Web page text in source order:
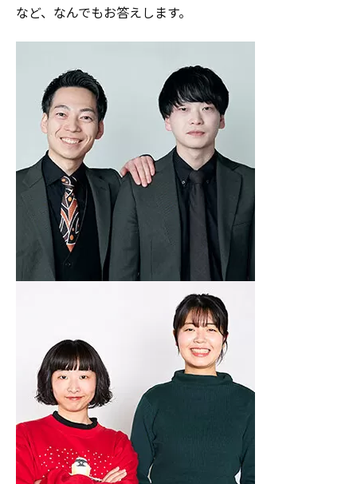
など、なんでもお答えします。